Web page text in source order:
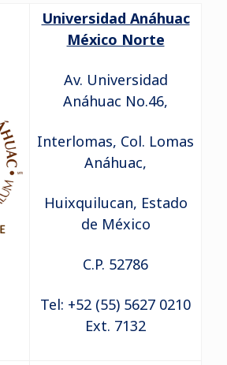
Universidad Anáhuac
México Norte
Av. Universidad
Anáhuac No.46,
Interlomas, Col. Lomas
Anáhuac,
Huixquilucan, Estado
de México
C.P. 52786
Tel: +52 (55) 5627 0210
Ext. 7132